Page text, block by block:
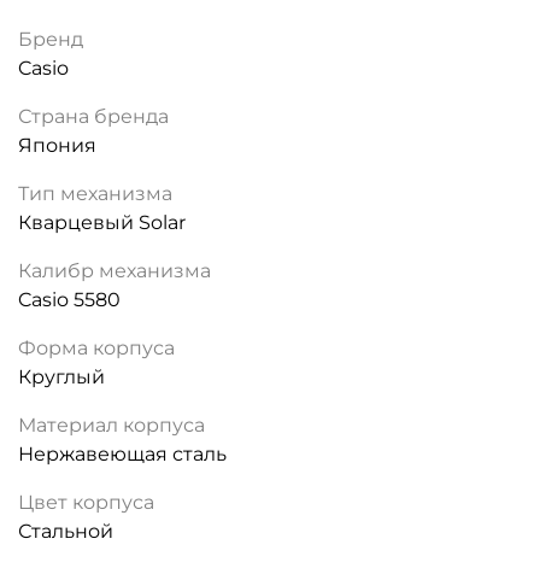
Бренд
Casio
Страна бренда
Япония
Тип механизма
Кварцевый Solar
Калибр механизма
Casio 5580
Форма корпуса
Круглый
Материал корпуса
Нержавеющая сталь
Цвет корпуса
Стальной